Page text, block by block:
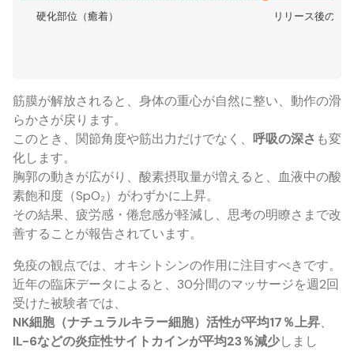
硬化部位（癒着） リリース後の流
筋膜が解放されると、身体の重心が自然に整い、動作の滑
らかさが戻ります。
このとき、関節角度や筋出力だけでなく、 呼吸の深さ も変
化します。
胸郭の動きが広がり、酸素摂取量が増えると、血液中の酸
素飽和度（SpO₂）がわずかに上昇。
その結果、疲労感・倦怠感が軽減し、思考の明瞭さまで改
善することが報告されています。
免疫の観点では、オキシトシンの作用に注目すべきです。
近年の臨床データによると、30分間のマッサージを週2回
受けた被験者では、
NK細胞（ナチュラルキラー細胞）活性が平均17％上昇、
IL-6などの炎症性サイトカインが平均23％減少しまし